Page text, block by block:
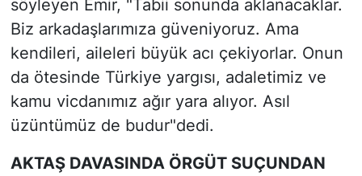
söyleyen Emir, "Tabii sonunda aklanacaklar.
Biz arkadaşlarımıza güveniyoruz. Ama
kendileri, aileleri büyük acı çekiyorlar. Onun
da ötesinde Türkiye yargısı, adaletimiz ve
kamu vicdanımız ağır yara alıyor. Asıl
üzüntümüz de budur"dedi.
AKTAŞ DAVASINDA ÖRGÜT SUÇUNDAN